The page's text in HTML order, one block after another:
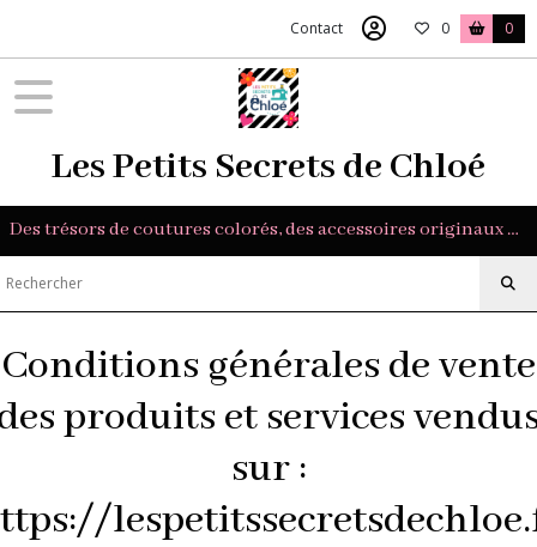
Contact 0 0
Les Petits Secrets de Chloé
Des trésors de coutures colorés, des accessoires originaux et des tissus exclusifs pour sublimer vos créations.
Conditions générales de vente
produits et services
sur :